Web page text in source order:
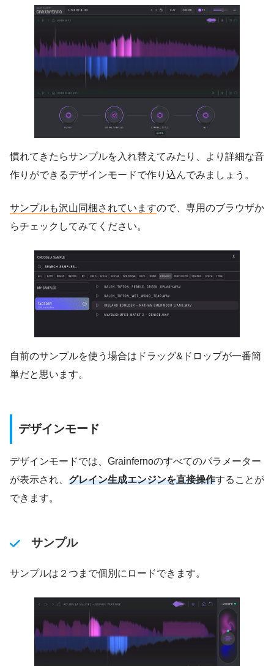
慣れてきたらサンプルを入れ替えてみたり、より詳細な音
作りができるデザインモードで作り込んでみましょう。
サンプルも沢山同梱されていますので、専用のブラウザか
らチェックしてみてください。
自前のサンプルを使う場合はドラッグ&ドロップが一番簡
単だと思います。
デザインモード
デザインモードでは、Grainfernoのすべてのパラメーター
が表示され、 グレイン生成エンジンを直接操作することが
できます。
サンプル
サンプルは２つまで個別にロードできます。